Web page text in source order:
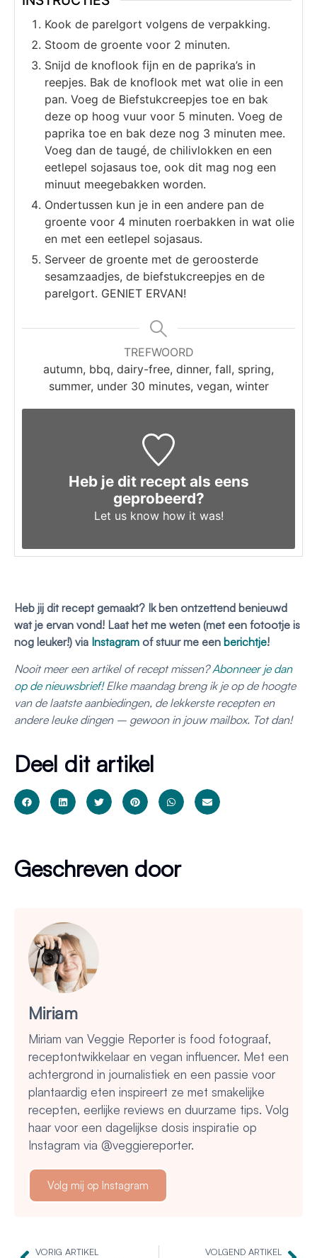
Kook de parelgort volgens de verpakking.
Stoom de groente voor 2 minuten.
Snijd de knoflook fijn en de paprika’s in
reepjes. Bak de knoflook met wat olie in een
pan. Voeg de Biefstukcreepjes toe en bak
deze op hoog vuur voor 5 minuten. Voeg de
paprika toe en bak deze nog 3 minuten mee.
Voeg dan de taugé, de chilivlokken en een
eetlepel sojasaus toe, ook dit mag nog een
minuut meegebakken worden.
Ondertussen kun je in een andere pan de
groente voor 4 minuten roerbakken in wat olie
en met een eetlepel sojasaus.
Serveer de groente met de geroosterde
sesamzaadjes, de biefstukcreepjes en de
parelgort. GENIET ERVAN!
TREFWOORD
autumn, bbq, dairy-free, dinner, fall, spring,
summer, under 30 minutes, vegan, winter
Heb je dit recept als eens
geprobeerd?
Let us knowhow it was!
Heb jij dit recept gemaakt? Ik ben ontzettend benieuwd
wat je ervan vond! Laat het me weten (met een fotootje is
nog leuker!) via Instagram of stuur me een berichtje!
Nooit meer een artikel of recept missen?Abonneer je dan
op de nieuwsbrief!Elke maandag breng ik je op de hoogte
van de laatste aanbiedingen, de lekkerste recepten en
andere leuke dingen – gewoon in jouw mailbox. Tot dan!
Deel dit artikel
Geschreven door
Miriam
Miriam van Veggie Reporter is food fotograaf,
receptontwikkelaar en vegan influencer. Met een
achtergrond in journalistiek en een passie voor
plantaardig eten inspireert ze met smakelijke
recepten, eerlijke reviews en duurzame tips. Volg
haar voor een dagelijkse dosis inspiratie op
Instagram via @veggiereporter.
Volg mij op Instagram
VORIG ARTIKEL VOLGEND ARTIKEL